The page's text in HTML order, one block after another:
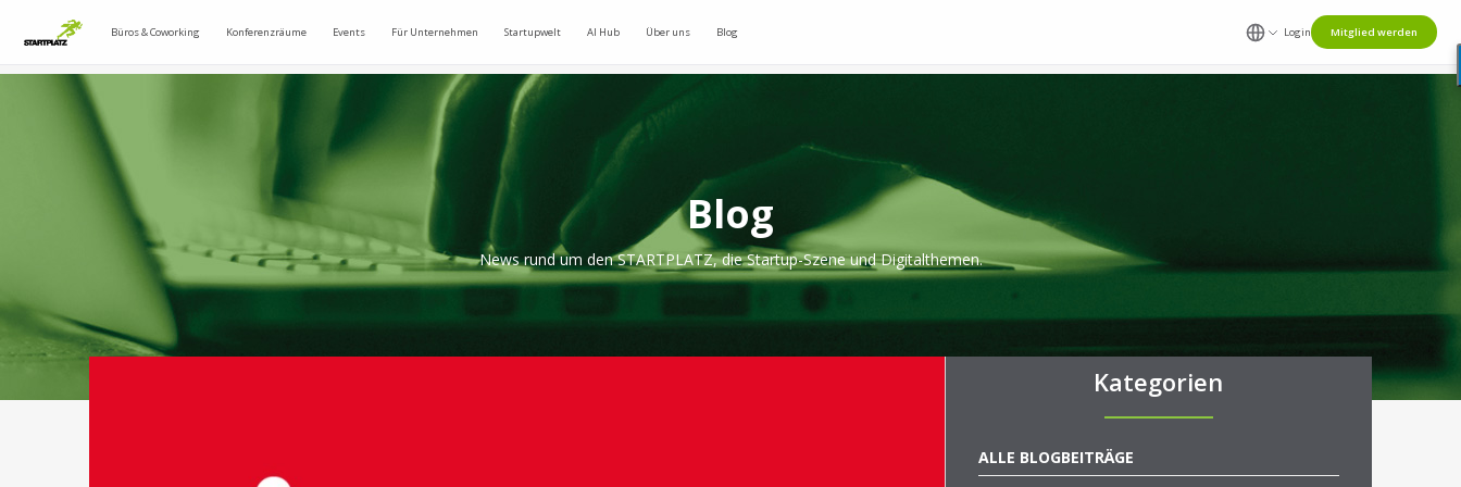
Büros & Coworking Konferenzräume Events Für Unternehmen Startupwelt AI Hub Über uns Blog Login Mitglied werden
Blog
News rund um den STARTPLATZ, die Startup-Szene und Digitalthemen.
Kategorien
ALLE BLOGBEITRÄGE